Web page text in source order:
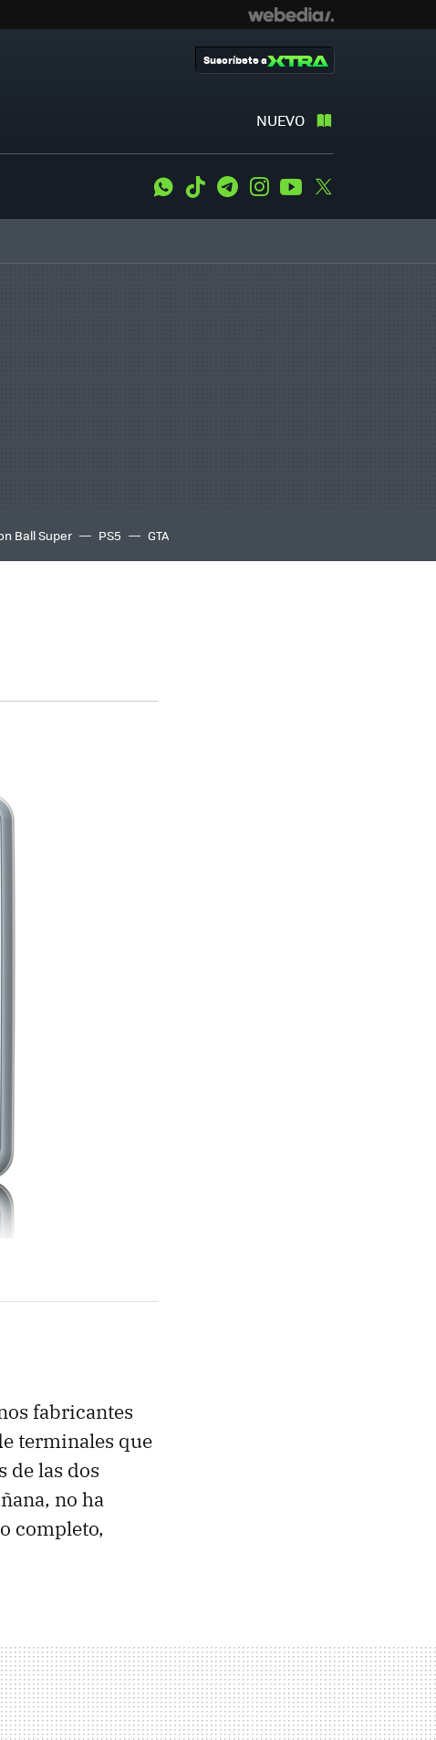
NUEVO
Suscríbete a
WhatsApp
Tiktok TelegramInstagramYoutube
Ball Super PS5 GTA
fabricantes
terminales que
de las dos
no ha
completo,